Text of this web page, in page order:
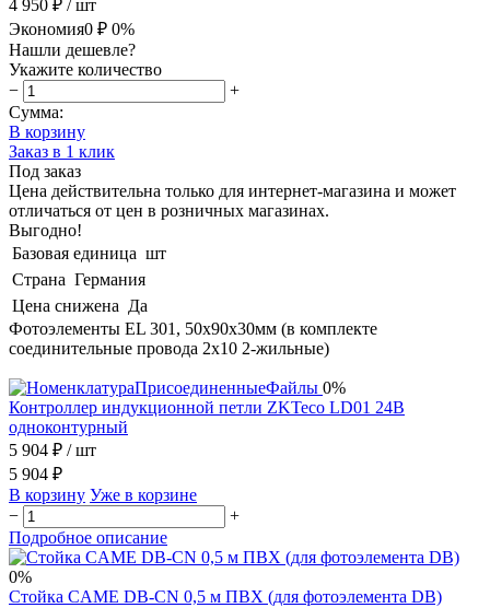
4 950 ₽ / шт
Экономия0 ₽ 0%
Нашли дешевле?
Укажите количество
−
+
Сумма:
В корзину
Заказ в 1 клик
Под заказ
Цена действительна только для интернет-магазина и может
отличаться от цен в розничных магазинах.
Выгодно!
Базовая единица шт
Страна Германия
Цена снижена Да
Фотоэлементы EL 301, 50х90х30мм (в комплекте
соединительные провода 2х10 2-жильные)
0%
Контроллер индукционной петли ZKTeco LD01 24В
одноконтурный
5 904 ₽ / шт
5 904 ₽
В корзину Уже в корзине
−
+
Подробное описание
0%
Стойка CAME DB-CN 0,5 м ПВХ (для фотоэлемента DB)